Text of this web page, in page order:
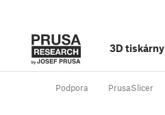
3D tiskárny
Podpora PrusaSlicer